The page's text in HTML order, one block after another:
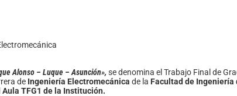
Alonso – Luque – Asunción», se denomina el Trabajo Final de
de Ingeniería Electromecánica de la Facultad de Ingeniería
Aula TFG1 de la Institución.